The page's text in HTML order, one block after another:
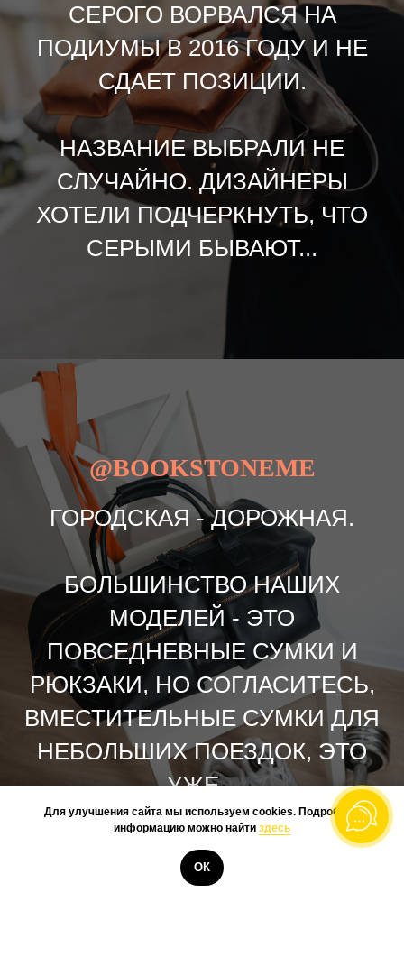
КУПИТЬ
СЕРОГО ВОРВАЛСЯ НА
ПОДИУМЫ В 2016 ГОДУ И НЕ
СДАЕТ ПОЗИЦИИ.
НАЗВАНИЕ ВЫБРАЛИ НЕ
СЛУЧАЙНО. ДИЗАЙНЕРЫ
ХОТЕЛИ ПОДЧЕРКНУТЬ, ЧТО
СЕРЫМИ БЫВАЮТ...
@BOOKSTONEME
ГОРОДСКАЯ - ДОРОЖНАЯ.
БОЛЬШИНСТВО НАШИХ
МОДЕЛЕЙ - ЭТО
ПОВСЕДНЕВНЫЕ СУМКИ И
РЮКЗАКИ, НО СОГЛАСИТЕСЬ,
ВМЕСТИТЕЛЬНЫЕ СУМКИ ДЛЯ
НЕБОЛЬШИХ ПОЕЗДОК, ЭТО
УЖЕ...
Для улучшения сайта мы используем cookies. Подробную
информацию можно найти здесь
ОК